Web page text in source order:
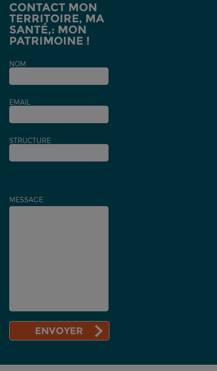
CONTACT MON
TERRITOIRE, MA
SANTÉ,: MON
PATRIMOINE !
NOM
EMAIL
STRUCTURE
MESSAGE